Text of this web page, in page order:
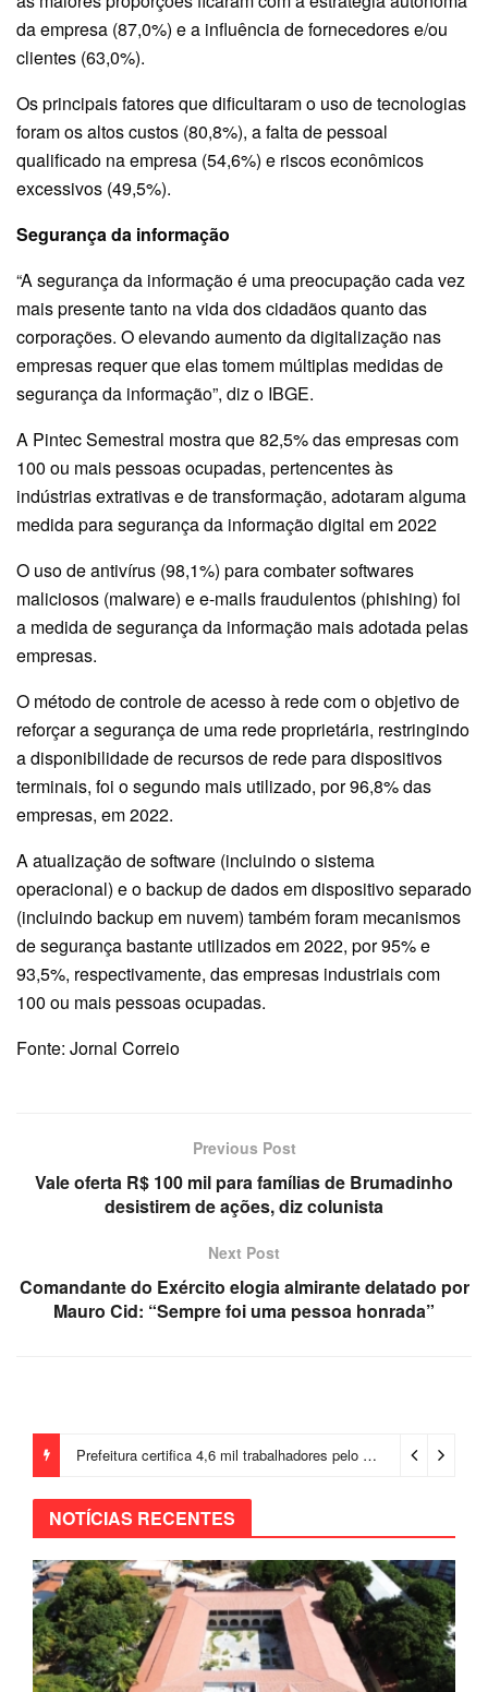
da empresa (87,0%) e a influência de fornecedores e/ou
clientes (63,0%).
Os principais fatores que dificultaram o uso de tecnologias
foram os altos custos (80,8%), a falta de pessoal
qualificado na empresa (54,6%) e riscos econômicos
excessivos (49,5%).
Segurança da informação
“A segurança da informação é uma preocupação cada vez
mais presente tanto na vida dos cidadãos quanto das
corporações. O elevando aumento da digitalização nas
empresas requer que elas tomem múltiplas medidas de
segurança da informação”, diz o IBGE.
A Pintec Semestral mostra que 82,5% das empresas com
100 ou mais pessoas ocupadas, pertencentes às
indústrias extrativas e de transformação, adotaram alguma
medida para segurança da informação digital em 2022
O uso de antivírus (98,1%) para combater softwares
maliciosos (malware) e e-mails fraudulentos (phishing) foi
a medida de segurança da informação mais adotada pelas
empresas.
O método de controle de acesso à rede com o objetivo de
reforçar a segurança de uma rede proprietária, restringindo
a disponibilidade de recursos de rede para dispositivos
terminais, foi o segundo mais utilizado, por 96,8% das
empresas, em 2022.
A atualização de software (incluindo o sistema
operacional) e o backup de dados em dispositivo separado
(incluindo backup em nuvem) também foram mecanismos
de segurança bastante utilizados em 2022, por 95% e
93,5%, respectivamente, das empresas industriais com
100 ou mais pessoas ocupadas.
Fonte: Jornal Correio
Previous Post
Vale oferta R$ 100 mil para famílias de Brumadinho
desistirem de ações, diz colunista
Next Post
Comandante do Exército elogia almirante delatado por
Mauro Cid: “Sempre foi uma pessoa honrada”
Prefeitura certifica 4,6 mil trabalhadores pelo programa Treinar para Empregar e realiza Feirão de Empregabilidade
NOTÍCIAS RECENTES